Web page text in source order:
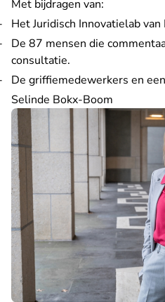
Met bijdragen van:
Het Juridisch Innovatielab
De 87 mensen die
consultatie.
De griffiemedewerkers en
Selinde Bokx-Boom